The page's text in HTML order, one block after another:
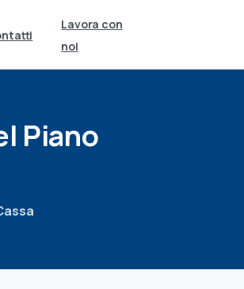
Lavora con
noi
Piano